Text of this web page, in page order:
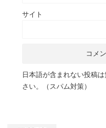
サイト
日本語が含まれない投稿
さい。（スパム対策）